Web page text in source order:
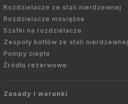
Rozdzielacze ze stali nierdzewnej
Rozdzielacze mosiężne
Szafki na rozdzielacze
Zespoły kotłów ze stali nierdzewnej
Pompy ciepła
Źródła rezerwowe
Zasady i warunki